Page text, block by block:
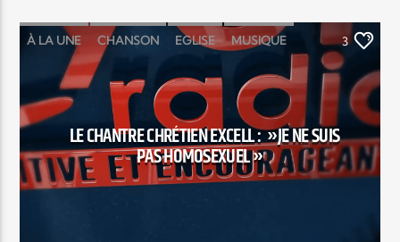
À LA UNE CHANSON EGLISE MUSIQUE
PEOPLE RELIGIONS
3
LE CHANTRE CHRÉTIEN EXCELL : »JE NE SUIS
PAS HOMOSEXUEL »